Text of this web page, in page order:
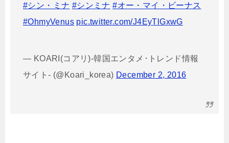
#シン・ミナ #シンミナ #オー・マイ・ビーナス
#OhmyVenus pic.twitter.com/J4EyTlGxwG
— KOARI(コアリ)-韓国エンタメ･トレンド情報
サイト- (@Koari_korea) December 2, 2016